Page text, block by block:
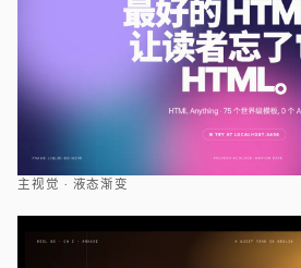
主视觉 · 液态渐变